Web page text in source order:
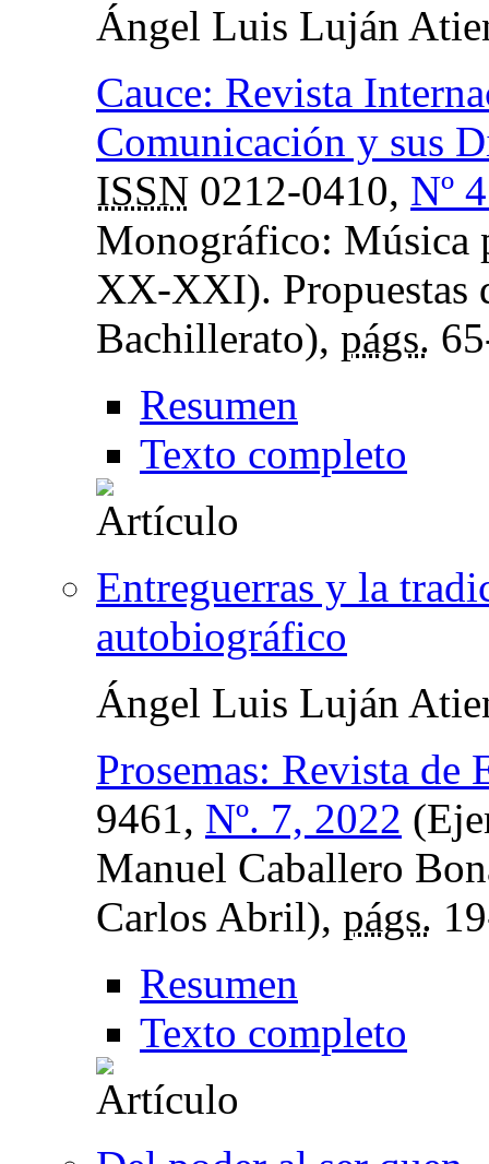
Ángel Luis Luján
Cauce: Revista
Comunicación y sus
ISSN 0212-0410, Nº
Monográfico: Música
XX-XXI). Propuestas
Bachillerato), págs.
Resumen
Texto completo
Entreguerras y la
autobiográfico
Ángel Luis Luján
Prosemas: Revista de
9461, Nº. 7, 2022
Manuel Caballero
Carlos Abril), págs.
Resumen
Texto completo